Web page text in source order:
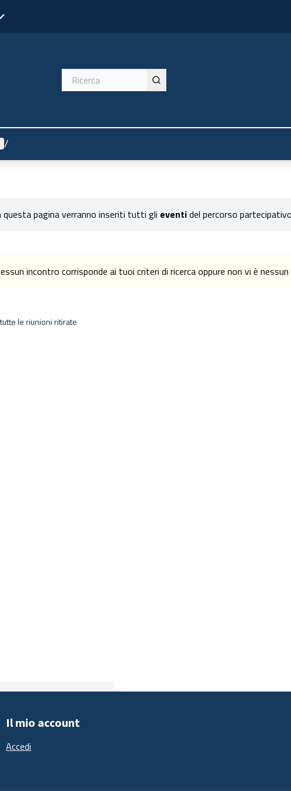
utente
/
questa pagina verranno inseriti tutti gli eventidel percorso
incontro corrisponde ai tuoi criteri di ricerca oppure non vi è
le riunioni ritirate
Il mio account
Accedi